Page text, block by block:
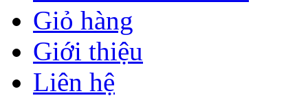
Giỏ hàng
Giới thiệu
Liên hệ